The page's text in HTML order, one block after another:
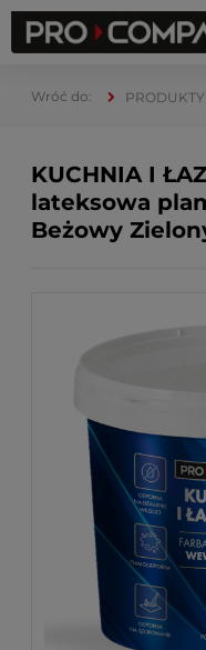
PRODUKTY
KUCHNIA I
lateksowa
Beżowy